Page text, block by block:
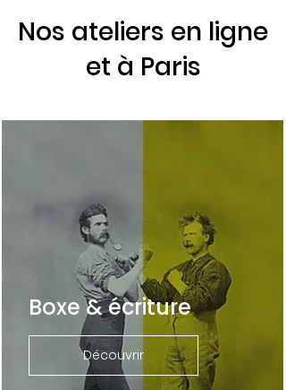
Nos ateliers en ligne
et à Paris
Boxe & écriture
Découvrir